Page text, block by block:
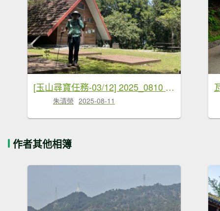
[玉山尋寶任務-03/12] 2025_0810 瓦拉米步道
朱清榮 2025-08-11
作者其他相簿